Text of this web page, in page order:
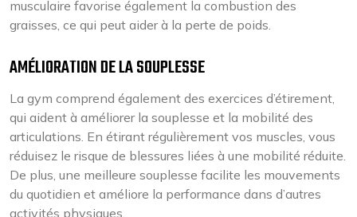
musculaire favorise également la combustion des
graisses, ce qui peut aider à la perte de poids.
AMÉLIORATION DE LA SOUPLESSE
La gym comprend également des exercices d’étirement,
qui aident à améliorer la souplesse et la mobilité des
articulations. En étirant régulièrement vos muscles, vous
réduisez le risque de blessures liées à une mobilité réduite.
De plus, une meilleure souplesse facilite les mouvements
du quotidien et améliore la performance dans d’autres
activités physiques.